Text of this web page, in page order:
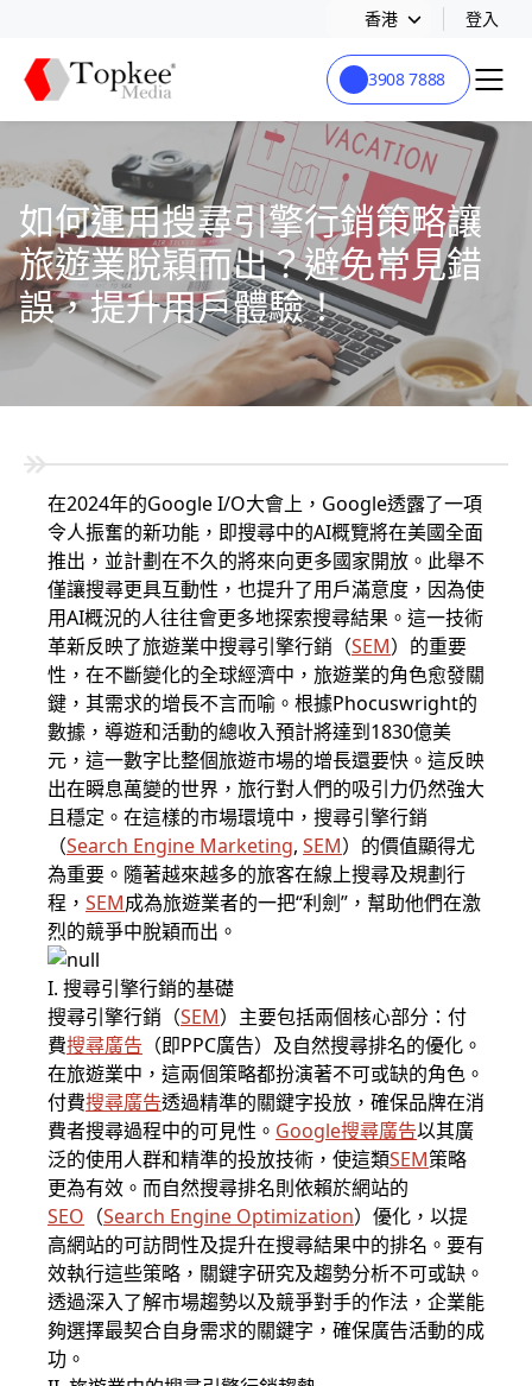
香港 登入
3908 7888
如何運用搜尋引擎行銷策略讓
旅遊業脫穎而出？避免常見錯
誤，提升用戶體驗！
在2024年的Google I/O大會上，Google透露了一項
令人振奮的新功能，即搜尋中的AI概覽將在美國全面
推出，並計劃在不久的將來向更多國家開放。此舉不
僅讓搜尋更具互動性，也提升了用戶滿意度，因為使
用AI概況的人往往會更多地探索搜尋結果。這一技術
革新反映了旅遊業中搜尋引擎行銷（SEM）的重要
性，在不斷變化的全球經濟中，旅遊業的角色愈發關
鍵，其需求的增長不言而喻。根據Phocuswright的
數據，導遊和活動的總收入預計將達到1830億美
元，這一數字比整個旅遊市場的增長還要快。這反映
出在瞬息萬變的世界，旅行對人們的吸引力仍然強大
且穩定。在這樣的市場環境中，搜尋引擎行銷
（Search Engine Marketing, SEM）的價值顯得尤
為重要。隨著越來越多的旅客在線上搜尋及規劃行
程， SEM成為旅遊業者的一把“利劍”，幫助他們在激
烈的競爭中脫穎而出。
I. 搜尋引擎行銷的基礎
搜尋引擎行銷（SEM）主要包括兩個核心部分：付
費搜尋廣告 （即PPC廣告）及自然搜尋排名的優化。
在旅遊業中，這兩個策略都扮演著不可或缺的角色。
付費搜尋廣告透過精準的關鍵字投放，確保品牌在消
費者搜尋過程中的可見性。 Google搜尋廣告以其廣
泛的使用人群和精準的投放技術，使這類SEM策略
更為有效。而自然搜尋排名則依賴於網站的
SEO （Search Engine Optimization）優化，以提
高網站的可訪問性及提升在搜尋結果中的排名。要有
效執行這些策略，關鍵字研究及趨勢分析不可或缺。
透過深入了解市場趨勢以及競爭對手的作法，企業能
夠選擇最契合自身需求的關鍵字，確保廣告活動的成
功。